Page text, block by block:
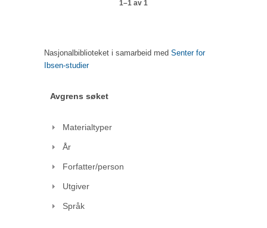
1–1 av 1
Nasjonalbiblioteket i samarbeid med Senter for
Ibsen-studier
Avgrens søket
Materialtyper
År
Forfatter/person
Utgiver
Språk